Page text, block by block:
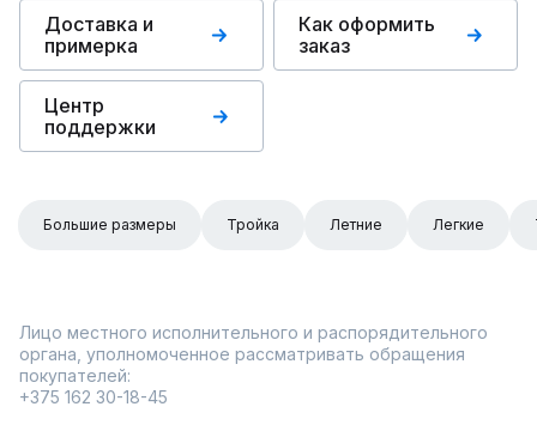
Доставка и
примерка
Как оформить
заказ
Центр
поддержки
Большие размеры Тройка Летние Легкие
Лицо местного исполнительного и распорядительного
органа, уполномоченное рассматривать обращения
покупателей:
+375 162 30-18-45